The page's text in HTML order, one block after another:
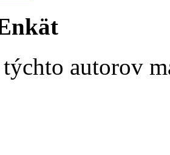
autorov